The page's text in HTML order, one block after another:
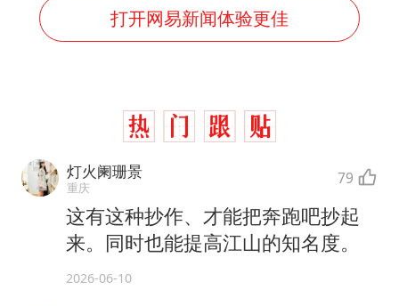
打开网易新闻体验更佳
灯火阑珊景
重庆 79
这有这种抄作、才能把奔跑吧抄起
来。同时也能提高江山的知名度。
2026-06-10